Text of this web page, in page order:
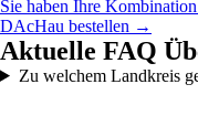
Sie haben Ihre
DAcHau bestellen →
Aktuelle FAQ
Zu welchem Landkreis